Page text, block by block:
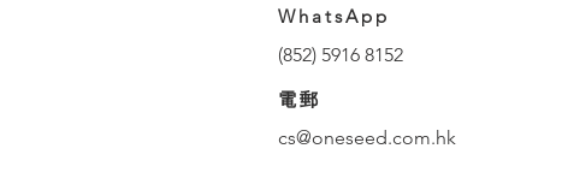
WhatsApp
(852) 5916 8152
​電郵
cs@oneseed.com.hk